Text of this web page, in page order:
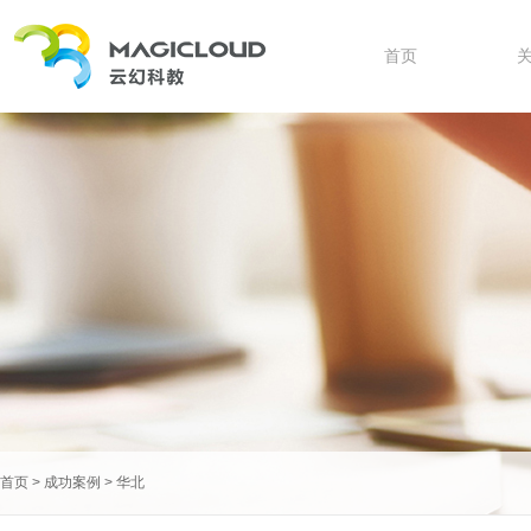
首页
首页 > 成功案例 > 华北